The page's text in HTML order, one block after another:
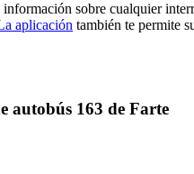
información sobre cualquier
aplicación también te permite
autobús 163 de Farte